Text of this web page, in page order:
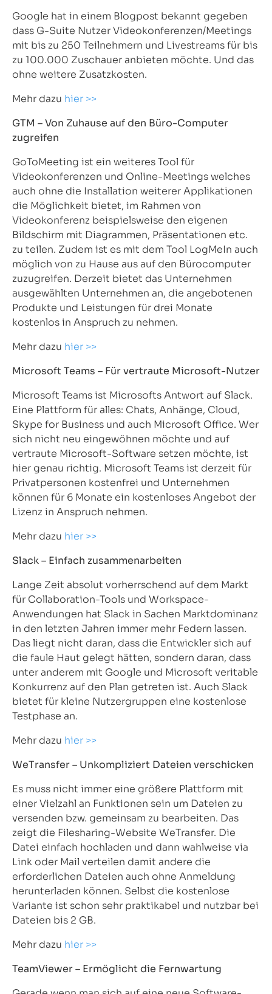
Google hat in einem Blogpost bekannt gegeben
dass G-Suite Nutzer Videokonferenzen/Meetings
mit bis zu 250 Teilnehmern und Livestreams für bis
zu 100.000 Zuschauer anbieten möchte. Und das
ohne weitere Zusatzkosten.
Mehr dazu hier >>
GTM – Von Zuhause auf den Büro-Computer
zugreifen
GoToMeeting ist ein weiteres Tool für
Videokonferenzen und Online-Meetings welches
auch ohne die Installation weiterer Applikationen
die Möglichkeit bietet, im Rahmen von
Videokonferenz beispielsweise den eigenen
Bildschirm mit Diagrammen, Präsentationen etc.
zu teilen. Zudem ist es mit dem Tool LogMeIn auch
möglich von zu Hause aus auf den Bürocomputer
zuzugreifen. Derzeit bietet das Unternehmen
ausgewählten Unternehmen an, die angebotenen
Produkte und Leistungen für drei Monate
kostenlos in Anspruch zu nehmen.
Mehr dazu hier >>
Microsoft Teams – Für vertraute Microsoft-Nutzer
Microsoft Teams ist Microsofts Antwort auf Slack.
Eine Plattform für alles: Chats, Anhänge, Cloud,
Skype for Business und auch Microsoft Office. Wer
sich nicht neu eingewöhnen möchte und auf
vertraute Microsoft-Software setzen möchte, ist
hier genau richtig. Microsoft Teams ist derzeit für
Privatpersonen kostenfrei und Unternehmen
können für 6 Monate ein kostenloses Angebot der
Lizenz in Anspruch nehmen.
Mehr dazu hier >>
Slack – Einfach zusammenarbeiten
Lange Zeit absolut vorherrschend auf dem Markt
für Collaboration-Tools und Workspace-
Anwendungen hat Slack in Sachen Marktdominanz
in den letzten Jahren immer mehr Federn lassen.
Das liegt nicht daran, dass die Entwickler sich auf
die faule Haut gelegt hätten, sondern daran, dass
unter anderem mit Google und Microsoft veritable
Konkurrenz auf den Plan getreten ist. Auch Slack
bietet für kleine Nutzergruppen eine kostenlose
Testphase an.
Mehr dazu hier >>
WeTransfer – Unkompliziert Dateien verschicken
Es muss nicht immer eine größere Plattform mit
einer Vielzahl an Funktionen sein um Dateien zu
versenden bzw. gemeinsam zu bearbeiten. Das
zeigt die Filesharing-Website WeTransfer. Die
Datei einfach hochladen und dann wahlweise via
Link oder Mail verteilen damit andere die
erforderlichen Dateien auch ohne Anmeldung
herunterladen können. Selbst die kostenlose
Variante ist schon sehr praktikabel und nutzbar bei
Dateien bis 2 GB.
Mehr dazu hier >>
TeamViewer – Ermöglicht die Fernwartung